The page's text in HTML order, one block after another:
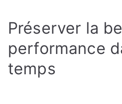
Préserver la
performance
temps